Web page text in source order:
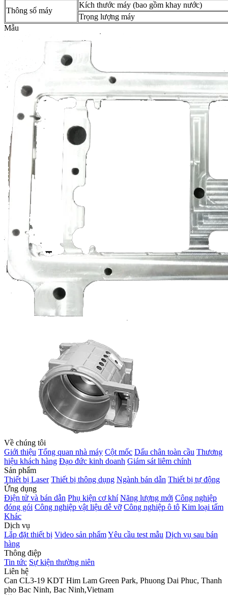
Thông số máy
Kích thước máy (bao gồm khay nước)
Trọng lượng máy
Mẫu
Về chúng tôi
Giới thiệu Tổng quan nhà máy Cột mốc Dấu chân toàn cầu Thương
hiệu khách hàng Đạo đức kinh doanh Giám sát liêm chính
Sản phẩm
Thiết bị Laser Thiết bị thông dụng Ngành bán dẫn Thiết bị tự động
Ứng dụng
Điện tử và bán dẫn Phụ kiện cơ khí Năng lượng mới Công nghiệp
đóng gói Công nghiệp vật liệu dễ vỡ Công nghiệp ô tô Kim loại tấm
Khác
Dịch vụ
Lắp đặt thiết bị Video sản phẩmYêu cầu test mẫu Dịch vụ sau bán
hàng
Thông điệp
Tin tức Sự kiện thường niên
Liên hệ
Can CL3-19 KDT Him Lam Green Park, Phuong Dai Phuc, Thanh
pho Bac Ninh, Bac Ninh,Vietnam